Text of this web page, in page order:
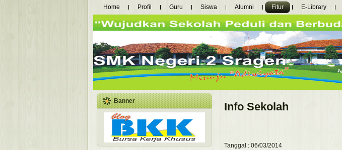
Home Profil Guru Siswa Alumni Fitur E-Library
Banner Info Sekolah
Tanggal : 06/03/2014